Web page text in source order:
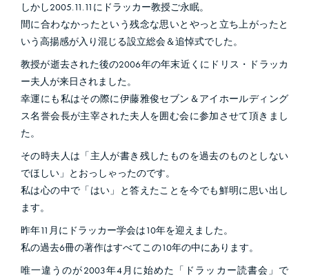
しかし2005.11.11にドラッカー教授ご永眠。
間に合わなかったという残念な思いとやっと立ち上がったと
いう高揚感が入り混じる設立総会＆追悼式でした。
教授が逝去された後の2006年の年末近くにドリス・ドラッカ
ー夫人が来日されました。
幸運にも私はその際に伊藤雅俊セブン＆アイホールディング
ス名誉会長が主宰された夫人を囲む会に参加させて頂きまし
た。
その時夫人は「主人が書き残したものを過去のものとしない
でほしい」とおっしゃったのです。
私は心の中で「はい」と答えたことを今でも鮮明に思い出し
ます。
昨年11月にドラッカー学会は10年を迎えました。
私の過去6冊の著作はすべてこの10年の中にあります。
唯一違うのが2003年4月に始めた「ドラッカー読書会」で